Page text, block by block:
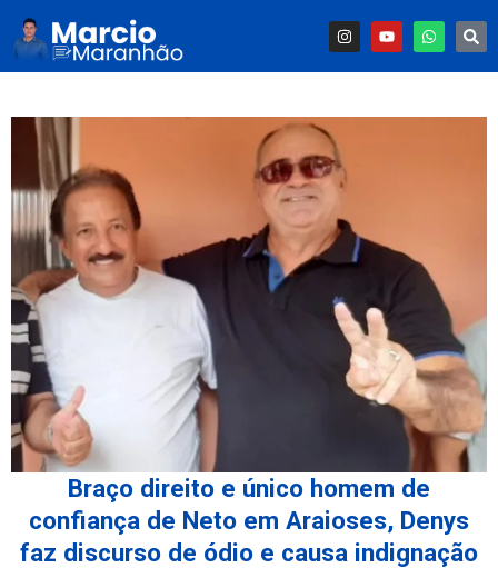
Braço direito e único homem de
confiança de Neto em Araioses, Denys
faz discurso de ódio e causa indignação